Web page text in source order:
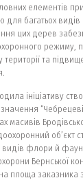
елементів
багатьох видів
цих дерев
режиму,
та
ініціативу
об’єкт
флори й
Бернської
площа заказника